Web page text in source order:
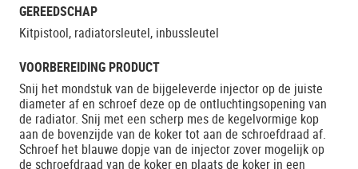
GEREEDSCHAP
Kitpistool, radiatorsleutel, inbussleutel
VOORBEREIDING PRODUCT
Snij het mondstuk van de bijgeleverde injector op de juiste
diameter af en schroef deze op de ontluchtingsopening van
de radiator. Snij met een scherp mes de kegelvormige kop
aan de bovenzijde van de koker tot aan de schroefdraad af.
Schroef het blauwe dopje van de injector zover mogelijk op
de schroefdraad van de koker en plaats de koker in een